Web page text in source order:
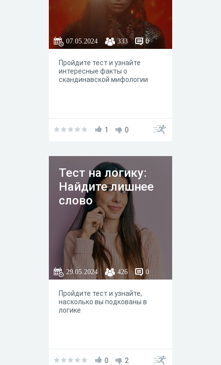
07.05.2024 333 0
Пройдите тест и узнайте
интересные факты о
скандинавской мифологии
1 0
Тест на логику:
Найдите лишнее
слово
29.05.2024 426 0
Пройдите тест и узнайте,
насколько вы подкованы в
логике
0 2